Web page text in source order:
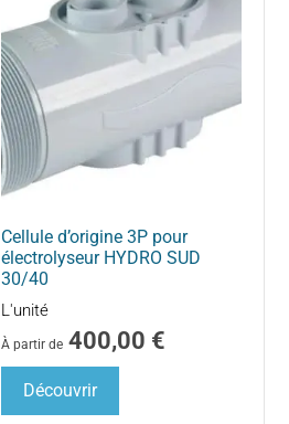
Cellule d’origine 3P pour
électrolyseur HYDRO SUD
30/40
L'unité
À partir de 400,00 €
Découvrir